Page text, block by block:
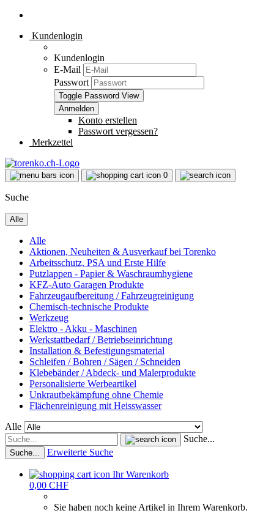
Kundenlogin
Kundenlogin
E-Mail
Passwort
Toggle Password View
Konto erstellen
Passwort vergessen?
Merkzettel
0
Suche
Alle
Alle
Aktionen, Neuheiten & Ausverkauf bei Torenko
Arbeitsschutz, PSA und Erste Hilfe
Putzlappen - Papier & Waschraumhygiene
KFZ-Auto Garagen Produkte
Fahrzeugaufbereitung / Fahrzeugreinigung
Chemisch-technische Produkte
Werkzeug
Elektro - Akku - Maschinen
Werkstattbedarf / Betriebseinrichtung
Installation & Befestigungsmaterial
Schleifen / Bohren / Sägen / Schneiden
Klebebänder / Abdeck- und Malerprodukte
Personalisierte Werbeartikel
Unkrautbekämpfung ohne Chemie
Flächenreinigung mit Heisswasser
Alle
Suche...
Suche... Erweiterte Suche
Ihr Warenkorb
0,00 CHF
Sie haben noch keine Artikel in Ihrem Warenkorb.